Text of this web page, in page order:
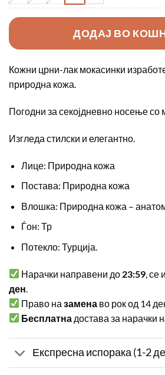
ДОДАЈ ВО
Кожни црни-лак мокасинки
природна кожа.
Погодни за секојдневно носење со
Изгледа стилски и елегантно.
Лице: Природна кожа
Постава: Природна кожа
Влошка: Природна кожа –
Ѓон: Тр
Потекло: Турција.
Нарачки направени до 23:59 ,
ден
Право назамена во рок од 14
Бесплатна достава за нарачки
Експресна испорака (1-2